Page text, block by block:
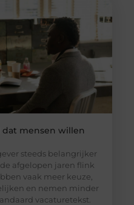
dat mensen willen
steeds belangrijker
afgelopen jaren flink
vaak meer keuze,
en nemen minder
vacaturetekst.